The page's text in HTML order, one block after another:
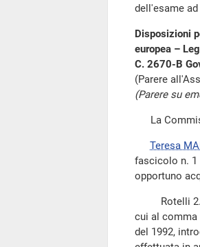
dell'esame
Disposizioni
europea –
C. 2670-B
(Parere
(Parere su
La
Teresa
fascicolo n. 1
opportuno
Rotelli 2.4,
cui al
del 1992,